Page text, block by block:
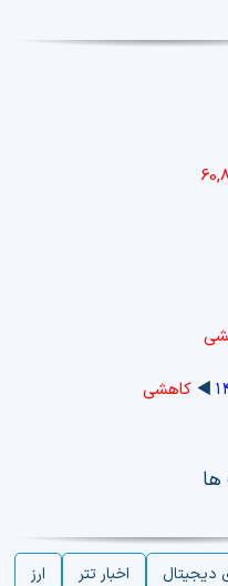
◀️ کاهشی
دیجیتال اخبار تتر
ارز